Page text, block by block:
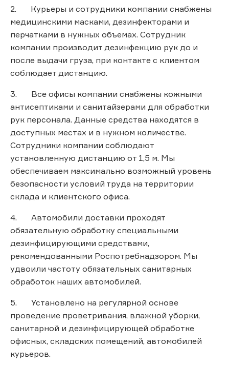
2. Курьеры и сотрудники компании снабжены
медицинскими масками, дезинфекторами и
перчатками в нужных объемах. Сотрудник
компании производит дезинфекцию рук до и
после выдачи груза, при контакте с клиентом
соблюдает дистанцию.
3. Все офисы компании снабжены кожными
антисептиками и санитайзерами для обработки
рук персонала. Данные средства находятся в
доступных местах и в нужном количестве.
Сотрудники компании соблюдают
установленную дистанцию от 1,5 м. Мы
обеспечиваем максимально возможный уровень
безопасности условий труда на территории
склада и клиентского офиса.
4. Автомобили доставки проходят
обязательную обработку специальными
дезинфицирующими средствами,
рекомендованными Роспотребнадзором. Мы
удвоили частоту обязательных санитарных
обработок наших автомобилей.
5. Установлено на регулярной основе
проведение проветривания, влажной уборки,
санитарной и дезинфицирующей обработке
офисных, складских помещений, автомобилей
курьеров.